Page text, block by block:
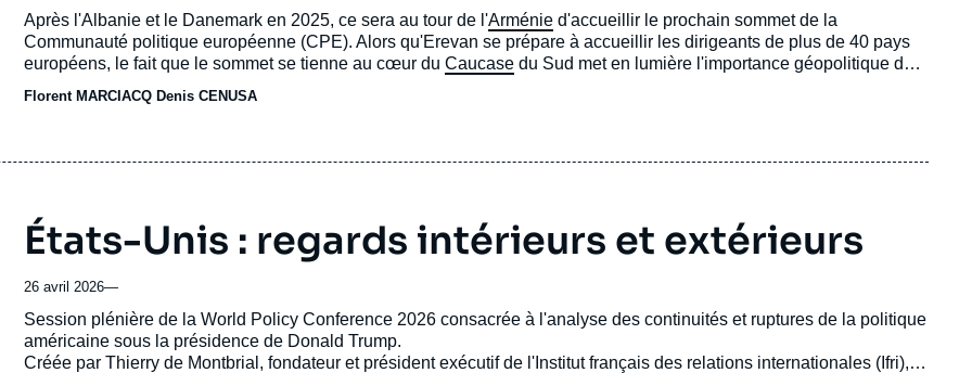
de
publication
Accroche
Après l'Albanie et le Danemark en 2025, ce sera au tour de l'Arménie d'accueillir le prochain sommet de la
Communauté politique européenne (CPE). Alors qu'Erevan se prépare à accueillir les dirigeants de plus de 40 pays
européens, le fait que le sommet se tienne au cœur du Caucase du Sud met en lumière l'importance géopolitique de
Florent MARCIACQ Denis CENUSA
États-Unis : regards intérieurs et extérieurs
26 avril 2026—
Accroche
Session plénière de la World Policy Conference 2026 consacrée à l'analyse des continuités et ruptures de la politique
américaine sous la présidence de Donald Trump.
Créée par Thierry de Montbrial, fondateur et président exécutif de l'Institut français des relations internationales (Ifri), la